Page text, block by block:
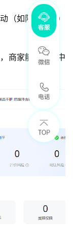
（如限时折扣）
商家能在竞争中